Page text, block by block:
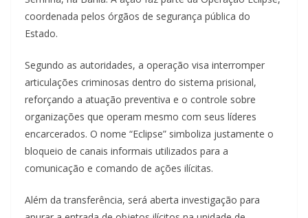
coordenada pelos órgãos de segurança pública do
Estado.
Segundo as autoridades, a operação visa interromper
articulações criminosas dentro do sistema prisional,
reforçando a atuação preventiva e o controle sobre
organizações que operam mesmo com seus líderes
encarcerados. O nome “Eclipse” simboliza justamente o
bloqueio de canais informais utilizados para a
comunicação e comando de ações ilícitas.
Além da transferência, será aberta investigação para